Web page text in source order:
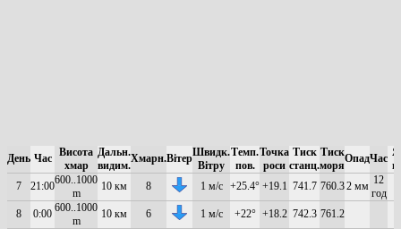
День Час
Висота
хмар
Дальн.
видим.
Хмарн.ВітерШвидк.
Вітру
Темп.
пов.
Точка
роси
Тиск
станц.
Тиск
моря
ОпадЧас
7
21:00600..1000
m
10 км 8 1 м/с +25.4° +19.1 741.7 760.32 мм 12
год
8
0:00 600..1000
m
10 км 6 1 м/с +22° +18.2 742.3 761.2